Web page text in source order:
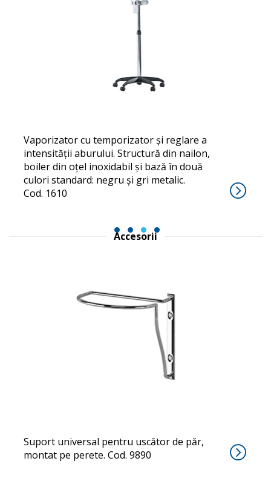
Vaporizator cu temporizator și reglare a
intensității aburului. Structură din nailon,
boiler din oțel inoxidabil și bază în două
culori standard: negru și gri metalic.
Cod. 1610
1 2 3 4
Accesorii
Suport universal pentru uscător de păr,
montat pe perete. Cod. 9890